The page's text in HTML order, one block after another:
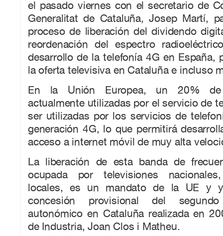
el pasado viernes con el secretario de
Generalitat de Cataluña, Josep Martí,
proceso de liberación del dividendo
reordenación del espectro
desarrollo de la telefonía 4G en España,
la oferta televisiva en Cataluña e incluso
En la Unión Europea, un 20% de
actualmente utilizadas por el servicio de
ser utilizadas por los servicios de
generación 4G, lo que permitirá
acceso a internet móvil de muy alta
La liberación de esta banda de
ocupada por televisiones
locales, es un mandato de la UE y
concesión provisional del
autonómico en Cataluña realizada en
de Industria, Joan Clos i Matheu.